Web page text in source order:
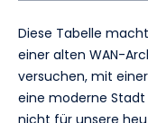
Diese Tabelle
einer alten WAN-
versuchen, mit
eine moderne Stadt